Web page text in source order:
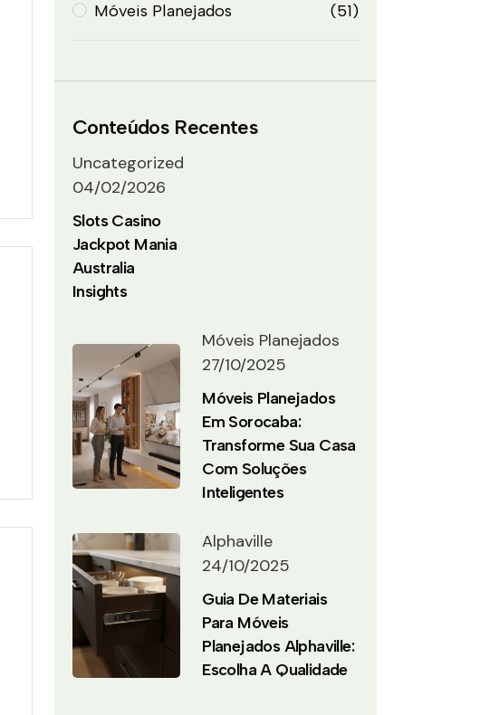
Móveis Planejados (51)
Conteúdos Recentes
Uncategorized
04/02/2026
Slots Casino
Jackpot Mania
Australia
Insights
Móveis Planejados
27/10/2025
Móveis Planejados
Em Sorocaba:
Transforme Sua Casa
Com Soluções
Inteligentes
Alphaville
24/10/2025
Guia De Materiais
Para Móveis
Planejados Alphaville:
Escolha A Qualidade